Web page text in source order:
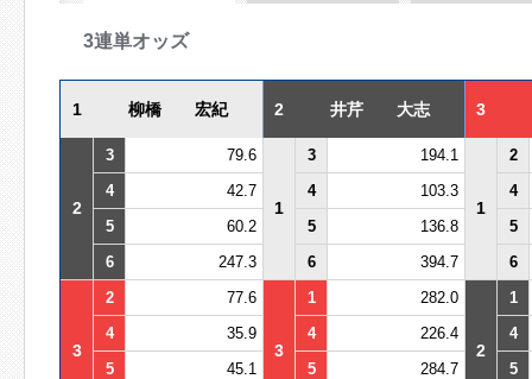
3連単オッズ
1 柳橋 宏紀 2 井芹 大志 3
2
3 79.6
1
3 194.1
1
2
4
42.7 4 103.3
4
5
60.2 5 136.8
5
6
247.3 6 394.7 6
3
2 77.6
3
1 282.0
2
1
4
35.9 4 226.4
4
5
45.1 5 284.7
5